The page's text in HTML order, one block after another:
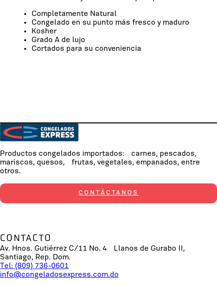
Completamente Natural
Congelado en su punto más fresco y maduro
Kosher
Grado A de lujo
Cortados para su conveniencia
Productos congelados importados: carnes, pescados,
mariscos, quesos, frutas, vegetales, empanados, entre
otros.
CONTÁCTANOS
CONTACTO
Av. Hnos. Gutiérrez C/11 No. 4 Llanos de Gurabo II,
Santiago, Rep. Dom.
Tel: (809) 736-0601
info@congeladosexpress.com.do